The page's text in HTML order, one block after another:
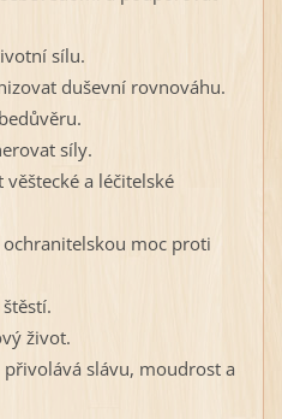
sílu.
duševní rovnováhu.
síly.
a léčitelské
moc proti
život.
slávu, moudrost a